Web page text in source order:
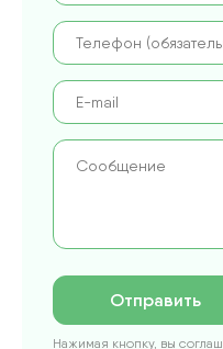
Отправить
Нажимая кнопку, вы